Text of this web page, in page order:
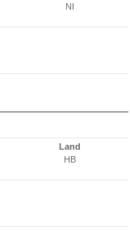
NI
Land
HB